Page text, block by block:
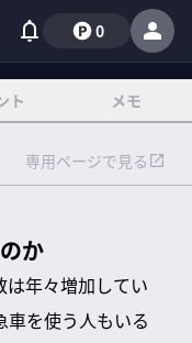
0
ト メモ
専用ページで見る
か
年々増加してい
車を使う人もいる